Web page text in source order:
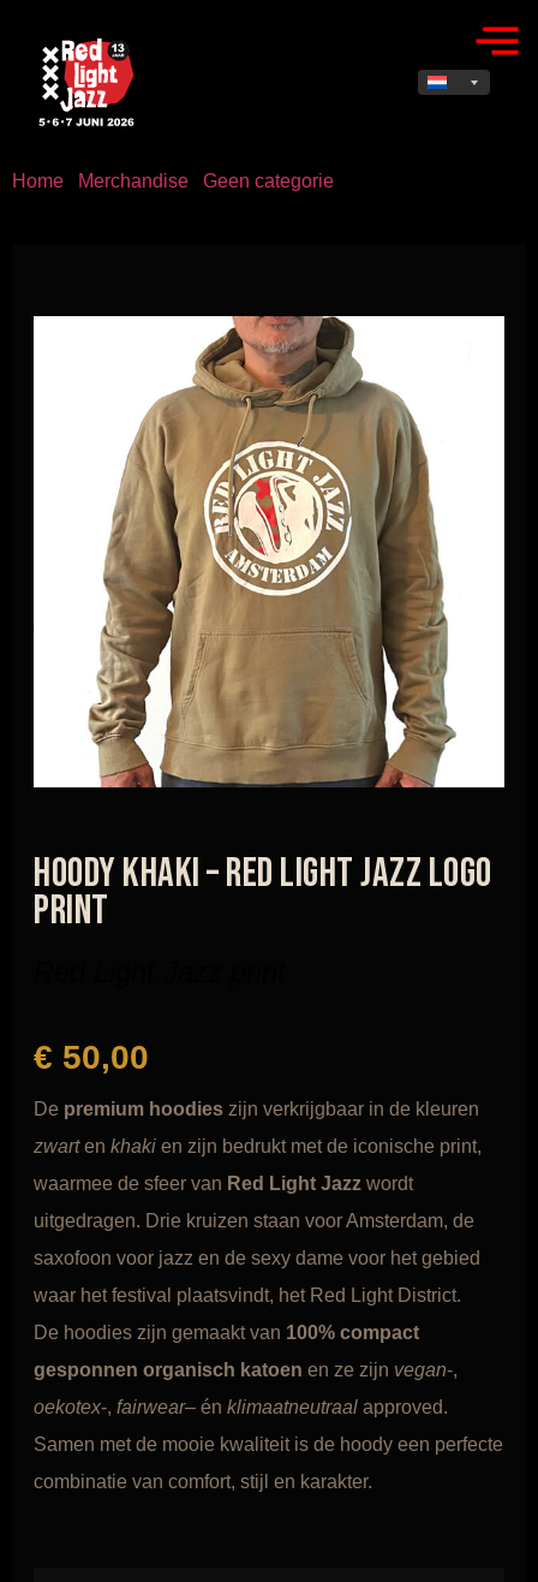
Home Merchandise Geen categorie
Hoody Khaki – Red Light Jazz Logo
Print
€ 50,00
De premium hoodies zijn verkrijgbaar in de kleuren
zwarten khaki en zijn bedrukt met de iconische print,
waarmee de sfeer van Red Light Jazz wordt
uitgedragen. Drie kruizen staan voor Amsterdam, de
saxofoon voor jazz en de sexy dame voor het gebied
waar het festival plaatsvindt, het Red Light District.
De hoodies zijn gemaakt van 100% compact
gesponnen organisch katoen en ze zijn vegan-,
oekotex-, fairwear– én klimaatneutraal approved.
Samen met de mooie kwaliteit is de hoody een perfecte
combinatie van comfort, stijl en karakter.